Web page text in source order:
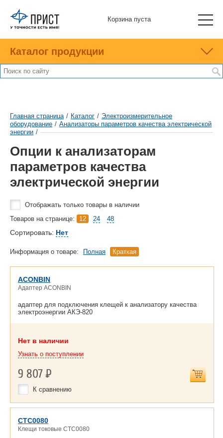
Корзина пуста
Каталог продукции
Главная страница / Каталог / Электроизмерительное
оборудование / Анализаторы параметров качества электрической
энергии /
Опции к анализаторам
параметров качества
электрической энергии
Отображать только товары в наличии
Товаров на странице:
12 24 48
Сортировать: Нет
Информация о товаре: Полная Краткая
ACONBIN
Адаптер ACONBIN
адаптер для подключения клещей к анализатору качества
электроэнергии АКЭ-820
Нет в наличии
Узнать о поступлении
9 807Р
К сравнению
CTC0080
Клещи токовые CTC0080